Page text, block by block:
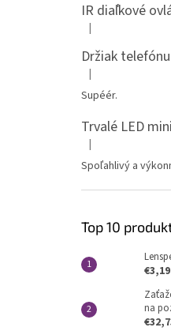
Hodnotenie
|
Hodnotenie
|
Supéér.
Hodnotenie
|
Spoľahlivý a
Top 10
€3,19
na